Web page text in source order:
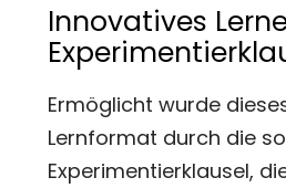
Innovatives
Ermöglicht wurde
Lernformat durch die
Experimentierklausel,